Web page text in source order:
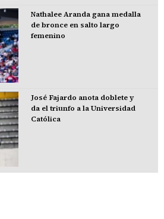
Nathalee Aranda gana medalla
de bronce en salto largo
femenino
José Fajardo anota doblete y
da el triunfo a la Universidad
Católica